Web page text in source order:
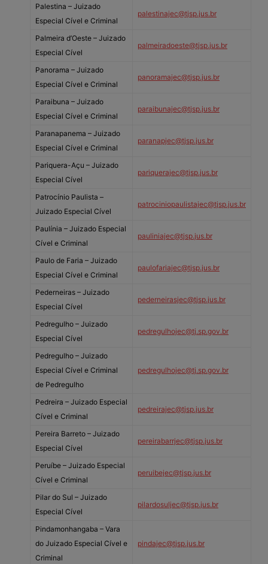
Palestina – Juizado
Especial Cível e Criminal
palestinajec@tjsp.jus.br
Palmeira d’Oeste – Juizado
Especial Cível
palmeiradoeste@tjsp.jus.br
Panorama – Juizado
Especial Cível e Criminal
panoramajec@tjsp.jus.br
Paraibuna – Juizado
Especial Cível e Criminal
paraibunajec@tjsp.jus.br
Paranapanema – Juizado
Especial Cível e Criminal
paranapjec@tjsp.jus.br
Pariquera-Açu – Juizado
Especial Cível
pariquerajec@tjsp.jus.br
Patrocínio Paulista –
Juizado Especial Cível
patrociniopaulistajec@tjsp.jus.br
Paulínia – Juizado Especial
Cível e Criminal
pauliniajec@tjsp.jus.br
Paulo de Faria – Juizado
Especial Cível e Criminal
paulofariajec@tjsp.jus.br
Pederneiras – Juizado
Especial Cível
pederneirasjec@tjsp.jus.br
Pedregulho – Juizado
Especial Cível
pedregulhojec@tj.sp.gov.br
Pedregulho – Juizado
Especial Cível e Criminal
de Pedregulho
pedregulhojec@tj.sp.gov.br
Pedreira – Juizado Especial
Cível e Criminal
pedreirajec@tjsp.jus.br
Pereira Barreto – Juizado
Especial Cível
pereirabarrjec@tjsp.jus.br
Peruíbe – Juizado Especial
Cível e Criminal
peruibejec@tjsp.jus.br
Pilar do Sul – Juizado
Especial Cível
pilardosuljec@tjsp.jus.br
Pindamonhangaba – Vara
do Juizado Especial Cível e
Criminal
pindajec@tjsp.jus.br